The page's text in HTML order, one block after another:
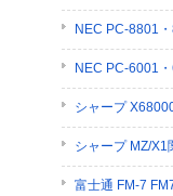
NEC PC-8801
NEC PC-6001
シャープ
シャープ MZ/X1
富士通 FM-7